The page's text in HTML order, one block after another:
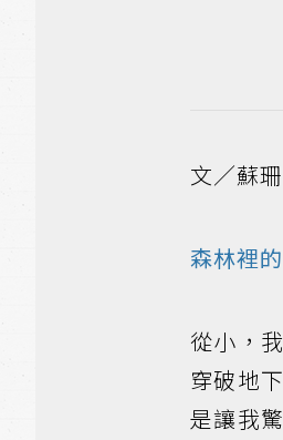
文／蘇
森林裡
從小，
穿破地
是讓我